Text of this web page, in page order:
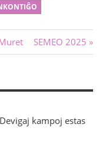
Sekva
afiŝo:
SEMEO 2025
Devigaj kampoj estas